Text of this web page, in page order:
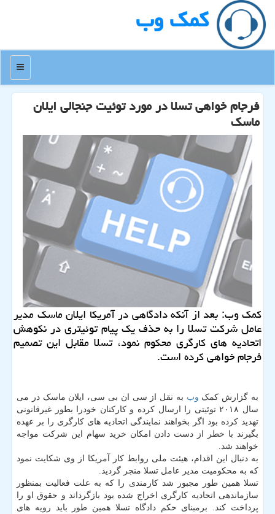
كمك وب
منو
فرجام خواهی تسلا در مورد توئیت جنجالی ایلان
ماسك
کمک وب: بعد از آنکه دادگاهی در آمریکا ایلان ماسک مدیر
عامل شرکت تسلا را به حذف یک پیام توئیتری در نکوهش
اتحادیه های کارگری محکوم نمود، تسلا مقابل این تصمیم
فرجام خواهی کرده است.
به گزارش کمک وب به نقل از سی ان بی سی، ایلان ماسک در می
سال ۲۰۱۸ توئیتی را ارسال کرده و کارکنان خودرا بطور غیرقانونی
تهدید کرده بود اگر بخواهند نمایندگی اتحادیه های کارگری را بر عهده
بگیرند با خطر از دست دادن امکان خرید سهام این شرکت مواجه
خواهند شد.
به دنبال این اقدام، هیئت ملی روابط کار آمریکا از وی شکایت نمود
که به محکومیت مدیر عامل تسلا منجر گردید.
تسلا همین طور مجبور شد کارمندی را که به علت فعالیت بمنظور
سازماندهی اتحادیه کارگری اخراج شده بود بازگرداند و حقوق او را
پرداخت کند. برمبنای حکم دادگاه تسلا همین طور باید رویه های